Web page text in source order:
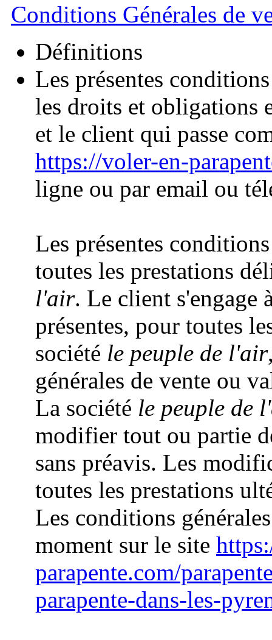
Conditions Générales de
Définitions
Les présentes
les droits et obligations
et le client qui passe
https://voler-en-
ligne ou par email ou
Les présentes
toutes les prestations
l'air. Le client s'engage
présentes, pour toutes
société le peuple de l'air
générales de vente ou
La société le peuple de
modifier tout ou partie
sans préavis. Les
toutes les prestations
Les conditions
moment sur le site
parapente.com/
parapente-dans-les-